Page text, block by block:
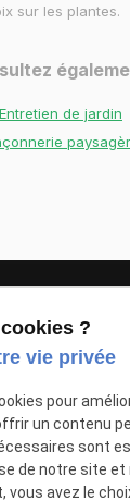
sur les plantes.
Entretien de jardin
vous à notre
?
vie privée
pour
un contenu
sont
de notre site et
vous avez le